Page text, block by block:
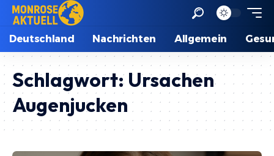
Deutschland Nachrichten Allgemein
Schlagwort: Ursachen
Augenjucken